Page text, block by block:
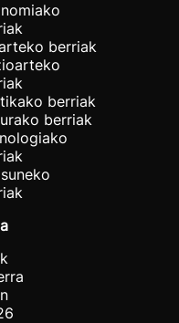
berriak
berriak
berriak